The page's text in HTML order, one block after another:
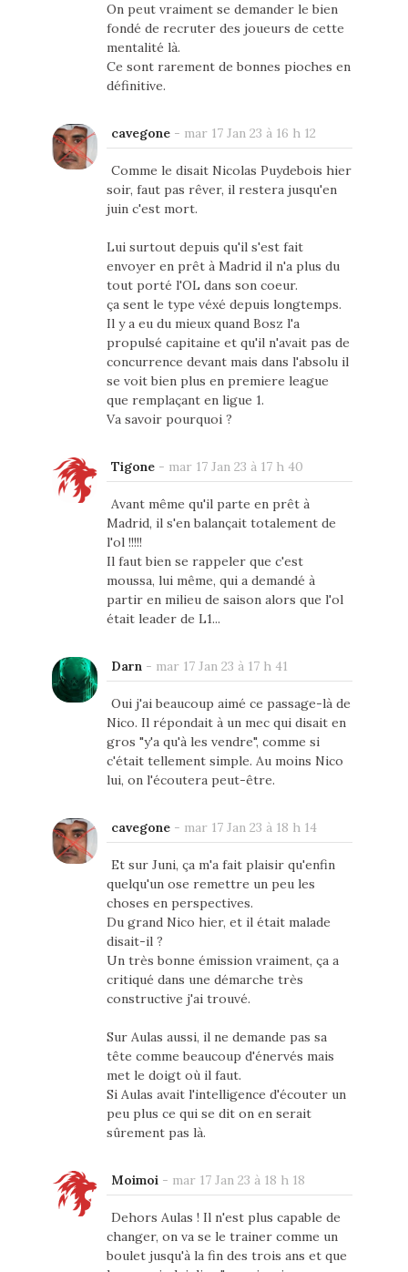
On peut vraiment se demander le bien
fondé de recruter des joueurs de cette
mentalité là.
Ce sont rarement de bonnes pioches en
définitive.
cavegone- mar 17 Jan 23 à 16 h 12
Comme le disait Nicolas Puydebois hier
soir, faut pas rêver, il restera jusqu'en
juin c'est mort.
Lui surtout depuis qu'il s'est fait
envoyer en prêt à Madrid il n'a plus du
tout porté l'OL dans son coeur.
ça sent le type véxé depuis longtemps.
Il y a eu du mieux quand Bosz l'a
propulsé capitaine et qu'il n'avait pas de
concurrence devant mais dans l'absolu il
se voit bien plus en premiere league
que remplaçant en ligue 1.
Va savoir pourquoi ?
Tigone- mar 17 Jan 23 à 17 h 40
Avant même qu'il parte en prêt à
Madrid, il s'en balançait totalement de
l'ol !!!!!
Il faut bien se rappeler que c'est
moussa, lui même, qui a demandé à
partir en milieu de saison alors que l'ol
était leader de L1...
Darn- mar 17 Jan 23 à 17 h 41
Oui j'ai beaucoup aimé ce passage-là de
Nico. Il répondait à un mec qui disait en
gros "y'a qu'à les vendre", comme si
c'était tellement simple. Au moins Nico
lui, on l'écoutera peut-être.
cavegone- mar 17 Jan 23 à 18 h 14
Et sur Juni, ça m'a fait plaisir qu'enfin
quelqu'un ose remettre un peu les
choses en perspectives.
Du grand Nico hier, et il était malade
disait-il ?
Un très bonne émission vraiment, ça a
critiqué dans une démarche très
constructive j'ai trouvé.
Sur Aulas aussi, il ne demande pas sa
tête comme beaucoup d'énervés mais
met le doigt où il faut.
Si Aulas avait l'intelligence d'écouter un
peu plus ce qui se dit on en serait
sûrement pas là.
Moimoi- mar 17 Jan 23 à 18 h 18
Dehors Aulas ! Il n'est plus capable de
changer, on va se le trainer comme un
boulet jusqu'à la fin des trois ans et que